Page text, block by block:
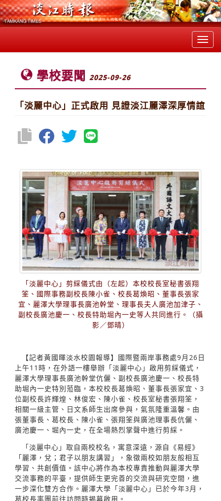
學校要聞 2025-09-26
「淡麗中心」正式啟用 見證淡江麗澤深厚情誼
「淡麗中心」剪綵儀式由（左起）本校校長室秘書張翔
筌、國際事務副校長陳小雀、校長葛煥昭、董事長張家
宜、麗澤大學理事長廣池幹堂、理事長夫人廣池加津子、
副校長廣池慶一、校長特助堀內一史等人共同進行。（攝
影／鄧晴）
【記者黃國暉淡水校園報導】國際暨兩岸事務處9月26日
上午11時，在外語一樓舉辦「淡麗中心」啟用剪綵儀式，
麗澤大學理事長廣池幹堂伉儷、副校長廣池慶一、校長特
助堀內一史特別蒞臨，本校校長葛煥昭、董事長張家宜、3
位副校長許輝煌、林俊宏、陳小雀、校長室秘書張翔筌，
相關一級主管、日文系師生出席參與，氣氛隆重溫馨。由
張董事長、葛校長、陳小雀、張翔筌與廣池理事長伉儷、
廣池慶一、堀內一史，在全場熱烈掌聲中進行剪綵。
「淡麗中心」取自兩校校名，寓意深遠，源自《易經》
「麗澤，兌；君子以朋友講習」，象徵兩校如朋友般相互
學習、共創價值。該中心將作為本校專責推動與麗澤大學
交流事務的平臺，提供師生更完善的交流與研究空間，進
一步深化雙方合作。麗澤大學「淡麗中心」已於今年3月，
葛校長率團前往訪問時揭幕啟用。